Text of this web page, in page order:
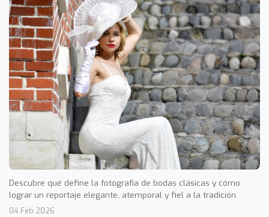
Descubre qué define la fotografía de bodas clásicas y cómo
lograr un reportaje elegante, atemporal y fiel a la tradición.
04 Feb 2026